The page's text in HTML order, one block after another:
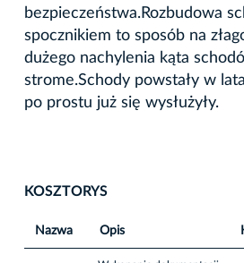
bezpieczeństwa.Rozbudowa
spocznikiem to sposób na
dużego nachylenia kąta
strome.Schody powstały w
po prostu już się wysłużyły.
KOSZTORYS
Nazwa Opis